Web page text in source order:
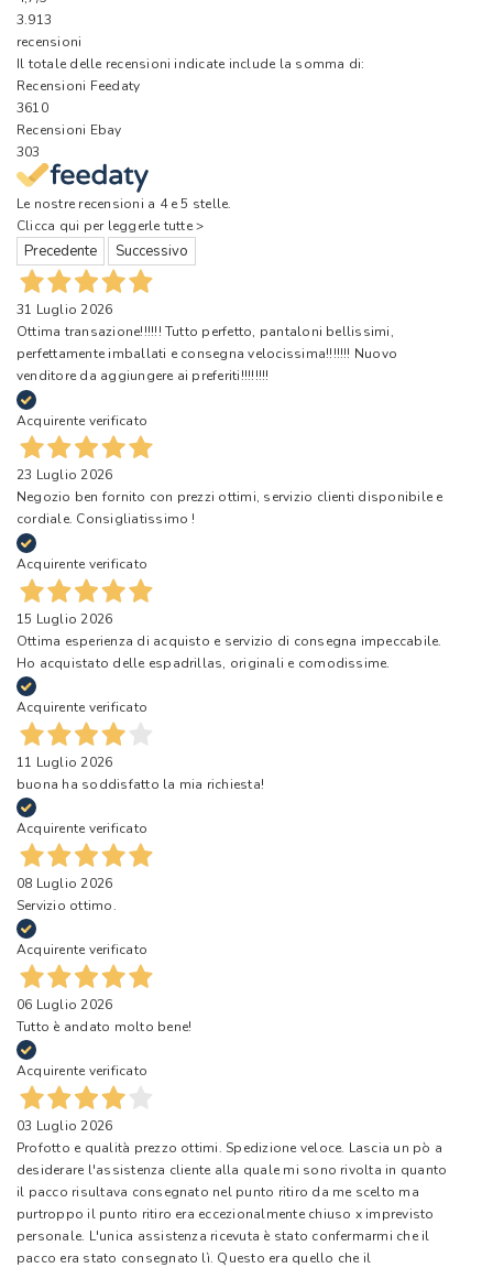
3.913
recensioni
Il totale delle recensioni indicate include la somma di:
Recensioni Feedaty
3610
Recensioni Ebay
303
Le nostre recensioni a 4 e 5 stelle.
Clicca qui per leggerle tutte >
Precedente Successivo
31 Luglio 2026
Ottima transazione!!!!!! Tutto perfetto, pantaloni bellissimi,
perfettamente imballati e consegna velocissima!!!!!!! Nuovo
venditore da aggiungere ai preferiti!!!!!!!!
Acquirente verificato
23 Luglio 2026
Negozio ben fornito con prezzi ottimi, servizio clienti disponibile e
cordiale. Consigliatissimo !
Acquirente verificato
15 Luglio 2026
Ottima esperienza di acquisto e servizio di consegna impeccabile.
Ho acquistato delle espadrillas, originali e comodissime.
Acquirente verificato
11 Luglio 2026
buona ha soddisfatto la mia richiesta!
Acquirente verificato
08 Luglio 2026
Servizio ottimo.
Acquirente verificato
06 Luglio 2026
Tutto è andato molto bene!
Acquirente verificato
03 Luglio 2026
Profotto e qualità prezzo ottimi. Spedizione veloce. Lascia un pò a
desiderare l'assistenza cliente alla quale mi sono rivolta in quanto
il pacco risultava consegnato nel punto ritiro da me scelto ma
purtroppo il punto ritiro era eccezionalmente chiuso x imprevisto
personale. L'unica assistenza ricevuta è stato confermarmi che il
pacco era stato consegnato lì. Questo era quello che il